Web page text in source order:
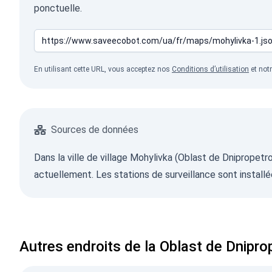
ponctuelle.
En utilisant cette URL, vous acceptez nos Conditions d’utilisation et
Sources de données
Dans la ville de village Mohylivka (Oblast de
actuellement. Les stations de surveillance sont
Autres endroits de la Oblast de